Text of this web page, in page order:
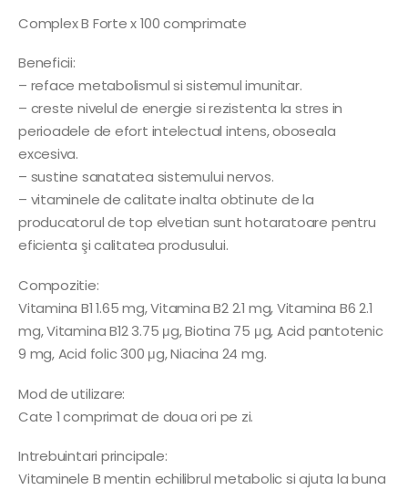
Complex B Forte x 100 comprimate
Beneficii:
– reface metabolismul si sistemul imunitar.
– creste nivelul de energie si rezistenta la stres in
perioadele de efort intelectual intens, oboseala
excesiva.
– sustine sanatatea sistemului nervos.
– vitaminele de calitate inalta obtinute de la
producatorul de top elvetian sunt hotaratoare pentru
eficienta şi calitatea produsului.
Compozitie:
Vitamina B1 1.65 mg, Vitamina B2 2.1 mg, Vitamina B6 2.1
mg, Vitamina B12 3.75 μg, Biotina 75 μg, Acid pantotenic
9 mg, Acid folic 300 μg, Niacina 24 mg.
Mod de utilizare:
Cate 1 comprimat de doua ori pe zi.
Intrebuintari principale:
Vitaminele B mentin echilibrul metabolic si ajuta la buna